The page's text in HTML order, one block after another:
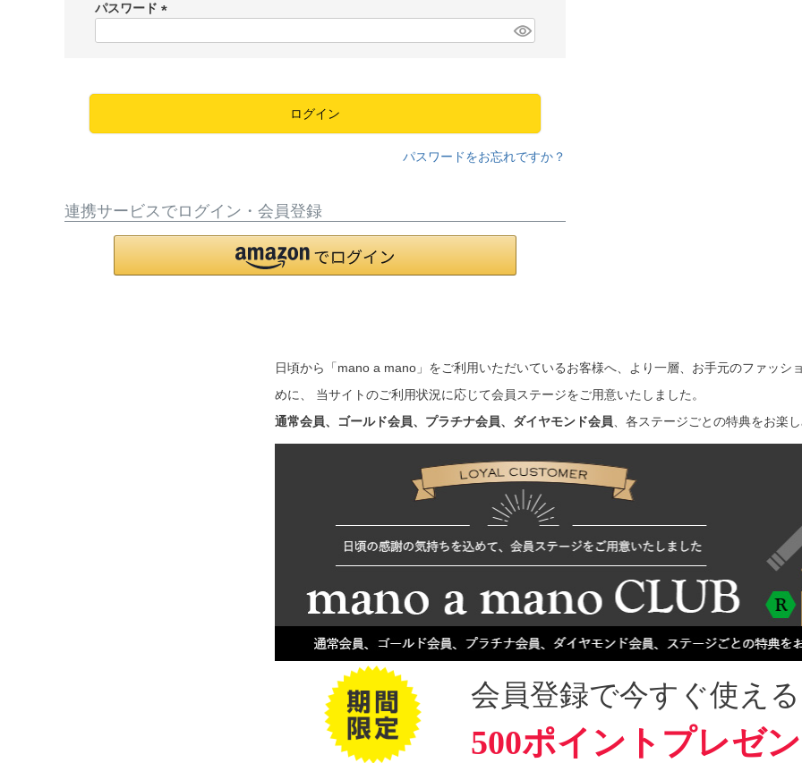
)
パスワード
ログイン
パスワードをお忘れですか？
連携サービスでログイン・会員登録
日頃から「mano a mano」をご利用いただいているお客様へ、より一層、お手元のファッシ
めに、 当サイトのご利用状況に応じて会員ステージをご用意いたしました。
通常会員、ゴールド会員、プラチナ会員、ダイヤモンド会員、各ステージごとの特典をお楽し
会員登録で今すぐ使える
500ポイントプレゼン